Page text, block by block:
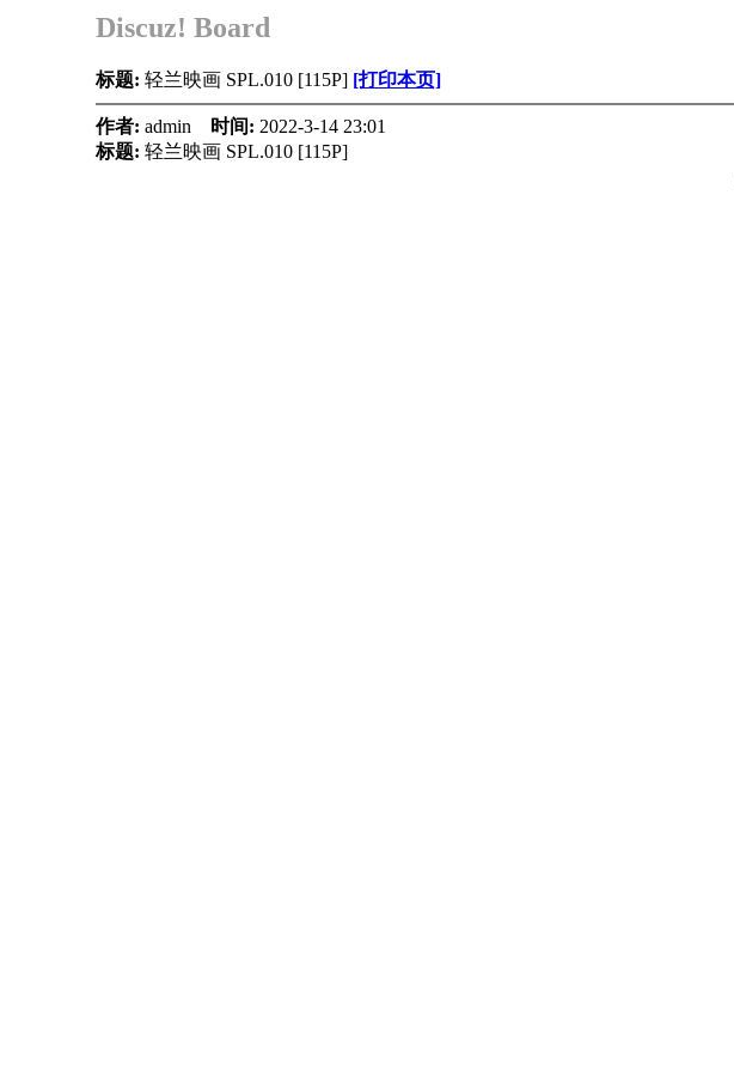
Discuz! Board
标题: 轻兰映画 SPL.010 [115P] [打印本页]
作者: admin 时间: 2022-3-14 23:01
标题: 轻兰映画 SPL.010 [115P]